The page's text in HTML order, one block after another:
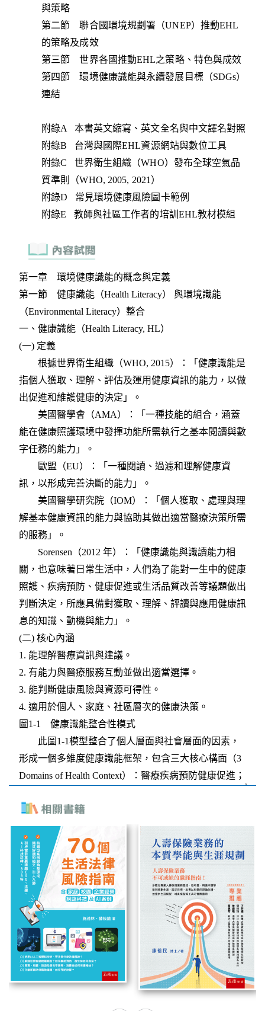
與策略
第二節 聯合國環境規劃署（UNEP）推動EHL
的策略及成效
第三節 世界各國推動EHL之策略、特色與成效
第四節 環境健康識能與永續發展目標（SDGs）
連結
附錄A 本書英文縮寫、英文全名與中文譯名對照
附錄B 台灣與國際EHL資源網站與數位工具
附錄C 世界衛生組織（WHO）發布全球空氣品
質準則（WHO, 2005, 2021）
附錄D 常見環境健康風險圖卡範例
附錄E 教師與社區工作者的培訓EHL教材模組